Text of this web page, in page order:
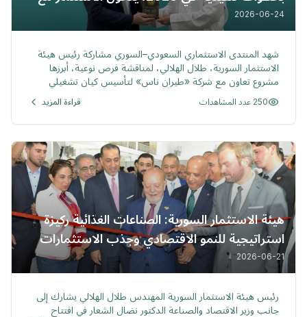
«طيران ناس» من فكرة طُرحت على طاولة الحوار
إلى مسار واقعي على الأرض
2026-06-24
شهد المنتدى الاستثماري السعودي–السوري مشاركة رئيس هيئة
الاستثمار السورية، طلال الهلالي، لمناقشة فرص نوعية، أبرزها
مشروع تعاون مع شركة «طيران ناس» لتأسيس كيان تشغيلي
ضمن جهودها لتعزيز الاستثمار في قطاع الطيران.
250 عدد المشاهدات قراءة المزيد
هيئة الاستثمار السورية: الصناعات الغذائية ركيزة
استراتيجية للنمو الاقتصادي وجذب الاستثمارات
2026-06-21
رئيس هيئة الاستثمار السورية المهندس طلال الهلالي يشارك إلى
جانب وزير الاقتصاد والصناعة الدكتور نضال الشعار في افتتاح